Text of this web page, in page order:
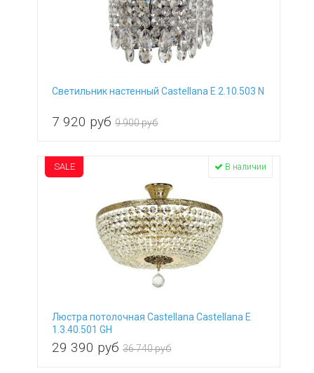
Светильник настенный Castellana E 2.10.503 N
7 920 руб 9 900 руб
Люстра потолочная Castellana Castellana E
1.3.40.501 GH
29 390 руб 36 740 руб
SALE В наличии